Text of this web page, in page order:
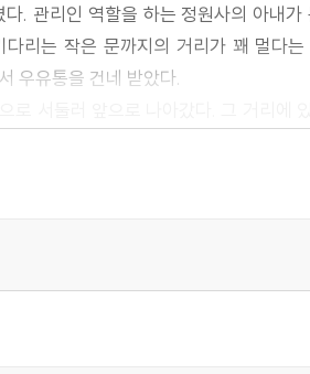
. 관리인 역할을 하는 정원사의 아내
리는 작은 문까지의 거리가 꽤 멀다
우유통을 건네 받았다.
로 서둘러 앞으로 나아갔다. 그 거리
해 부드럽게 변하고 있었고, 풍부한
땅으로 부드럽게 떨어뜨렸다. 새의
증명하는 거대한 크기의 딱총나무
퍼덕이며 날아갔다. 새가 본 것은, 안
리를 향해 얼굴을 돌리고 누워 있었다.